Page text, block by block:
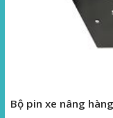
Bộ pin xe nâng